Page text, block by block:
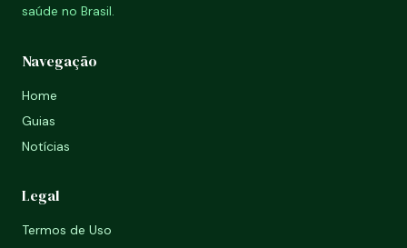
saúde no Brasil.
Navegação
Home
Guias
Notícias
Legal
Termos de Uso